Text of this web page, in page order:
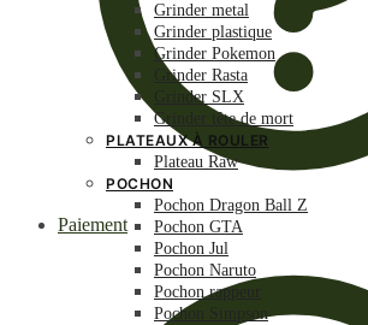
Paiement
Grinder metal
Grinder plastique
Grinder Pokemon
Grinder Rasta
Grinder SLX
Grinder tête de mort
PLATEAUX À ROULER
Plateau Raw
POCHON
Pochon Dragon Ball Z
Pochon GTA
Pochon Jul
Pochon Naruto
Pochon rappeur
Pochon Simpson